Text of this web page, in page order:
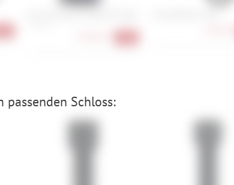
Schloss: